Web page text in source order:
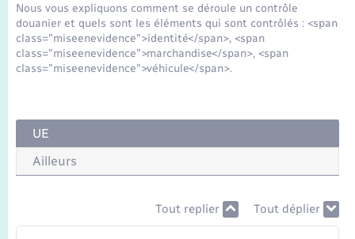
Nous vous expliquons comment se déroule un contrôle
douanier et quels sont les éléments qui sont contrôlés : <span
class="miseenevidence">identité</span>, <span
class="miseenevidence">marchandise</span>, <span
class="miseenevidence">véhicule</span>.
UE
Ailleurs
Tout replier Tout déplier